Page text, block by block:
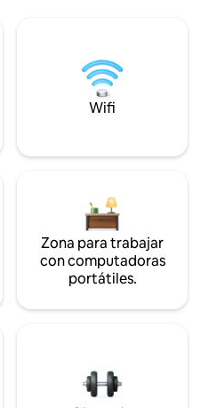
Wifi
Zona para trabajar
con computadoras
portátiles.